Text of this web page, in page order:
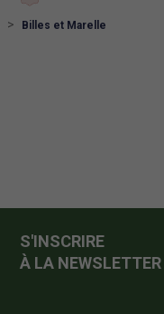
Billes et Marelle
S'INSCRIRE
À LA NEWSLETTER